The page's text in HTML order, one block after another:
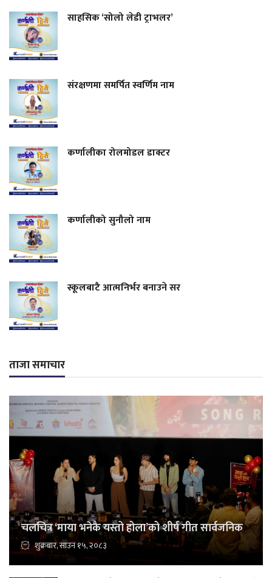
साहसिक ‘सोलो लेडी ट्राभलर’
संरक्षणमा समर्पित स्वर्णिम नाम
कर्णालीका रोलमोडल डाक्टर
कर्णालीको सुनौलो नाम
स्कूलबाटै आत्मनिर्भर बनाउने सर
ताजा समाचार
चलचित्र ‘माया भनेकै यस्तो होला’को शीर्ष गीत सार्वजनिक
शुक्रबार, साउन १५, २०८३